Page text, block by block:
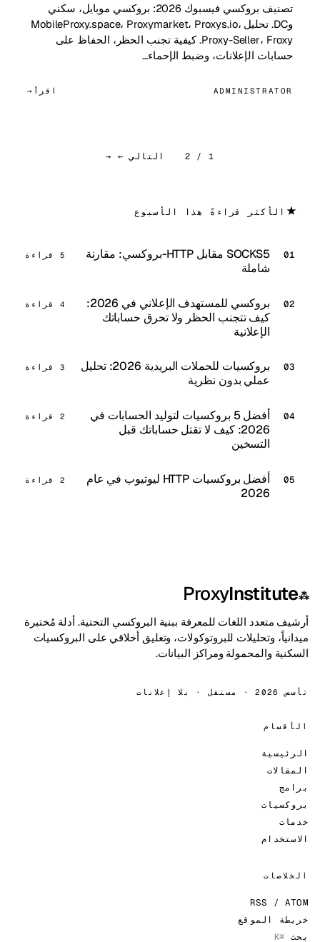
تصنيف بروكسي فيسبوك 2026: بروكسي موبايل، سكني
وDC. تحليل MobileProxy.space، Proxymarket، Proxys.io،
Proxy-Seller، Froxy. كيفية تجنب الحظر، الحفاظ على
حسابات الإعلانات، وضبط الإحماء…
ADMINISTRATOR اقرأ
1 / 2 التالي ← →
★ الأكثر قراءةً هذا الأسبوع
SOCKS5 مقابل HTTP-بروكسي: مقارنة
شاملة
5 قراءة
بروكسي للمستهدف الإعلاني في 2026:
كيف تتجنب الحظر ولا تحرق حساباتك
الإعلانية
4 قراءة
بروكسيات للحملات البريدية 2026: تحليل
عملي بدون نظرية
3 قراءة
أفضل 5 بروكسيات لتوليد الحسابات في
2026: كيف لا تقتل حساباتك قبل
التسخين
2 قراءة
أفضل بروكسيات HTTP ليوتيوب في عام
2026
2 قراءة
⁂
ProxyInstitute
أرشيف متعدد اللغات للمعرفة ببنية البروكسي التحتية. أدلة مُختبرة
ميدانياً، وتحليلات للبروتوكولات، وتعليق أخلاقي على البروكسيات
السكنية والمحمولة ومراكز البيانات.
تأسس 2026 · مستقل · بلا إعلانات
الأقسام
الرئيسية
المقالات
برامج
بروكسيات
خدمات
الاستخدام
الخلاصات
RSS / ATOM
خريطة الموقع
بحث ⌘K